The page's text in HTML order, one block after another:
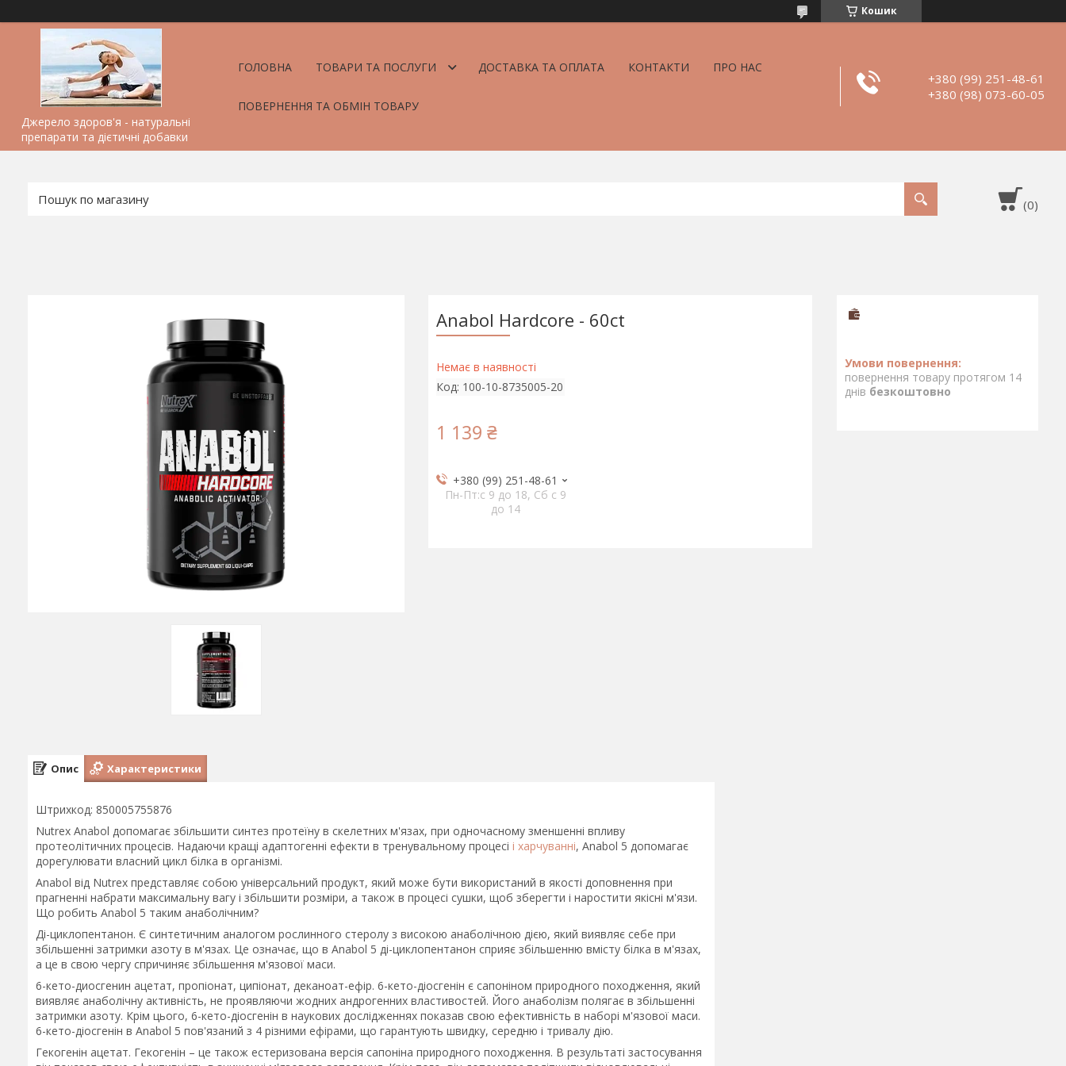
Кошик
Джерело здоров'я - натуральні
препарати та дієтичні добавки
ГОЛОВНА ТОВАРИ ТА ПОСЛУГИ ДОСТАВКА ТА ОПЛАТА КОНТАКТИ ПРО НАС
ПОВЕРНЕННЯ ТА ОБМІН ТОВАРУ
+380 (99) 251-48-61
+380 (98) 073-60-05
Anabol Hardcore - 60ct
Немає в наявності
Код: 100-10-8735005-20
1 139 ₴
+380 (99) 251-48-61
Пн-Пт:c 9 до 18, Сб с 9
до 14
повернення товару протягом 14
днів безкоштовно
Опис Характеристики
Штрихкод: 850005755876
Nutrex Anabol допомагає збільшити синтез протеїну в скелетних м'язах, при одночасному зменшенні впливу
протеолітичних процесів. Надаючи кращі адаптогенні ефекти в тренувальному процесі і харчуванні, Anabol 5 допомагає
дорегулювати власний цикл білка в організмі.
Anabol від Nutrex представляє собою універсальний продукт, який може бути використаний в якості доповнення при
прагненні набрати максимальну вагу і збільшити розміри, а також в процесі сушки, щоб зберегти і наростити якісні м'язи.
Що робить Anabol 5 таким анаболічним?
Ді-циклопентанон. Є синтетичним аналогом рослинного стеролу з високою анаболічною дією, який виявляє себе при
збільшенні затримки азоту в м'язах. Це означає, що в Anabol 5 ді-циклопентанон сприяє збільшенню вмісту білка в м'язах,
а це в свою чергу спричиняє збільшення м'язової маси.
6-кето-диосгенин ацетат, пропіонат, ципіонат, деканоат-ефір. 6-кето-діосгенін є сапоніном природного походження, який
виявляє анаболічну активність, не проявляючи жодних андрогенних властивостей. Його анаболізм полягає в збільшенні
затримки азоту. Крім цього, 6-кето-діосгенін в наукових дослідженнях показав свою ефективність в наборі м'язової маси.
6-кето-діосгенін в Anabol 5 пов'язаний з 4 різними ефірами, що гарантують швидку, середню і тривалу дію.
Гекогенін ацетат. Гекогенін – це також естеризована версія сапоніна природного походження. В результаті застосування